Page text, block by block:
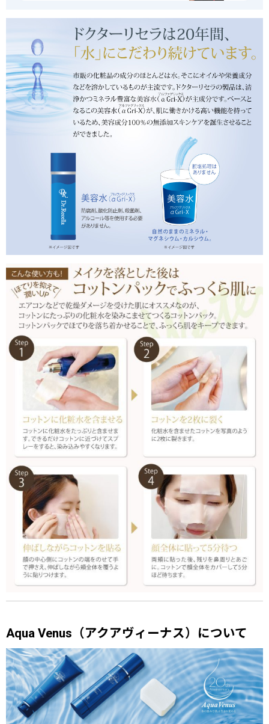
Aqua Venus（アクアヴィーナス）について